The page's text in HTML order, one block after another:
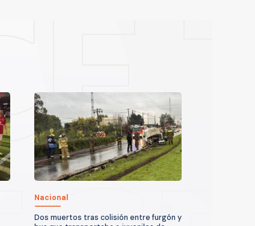
Nacional
Dos muertos tras colisión entre furgón y